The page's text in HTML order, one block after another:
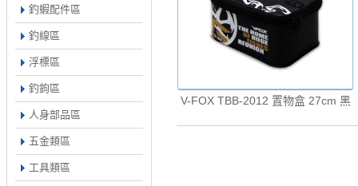
釣蝦配件區
釣線區
浮標區
釣鉤區
人身部品區
五金類區
工具類區
V-FOX TBB-2012 置物盒 27cm 黑